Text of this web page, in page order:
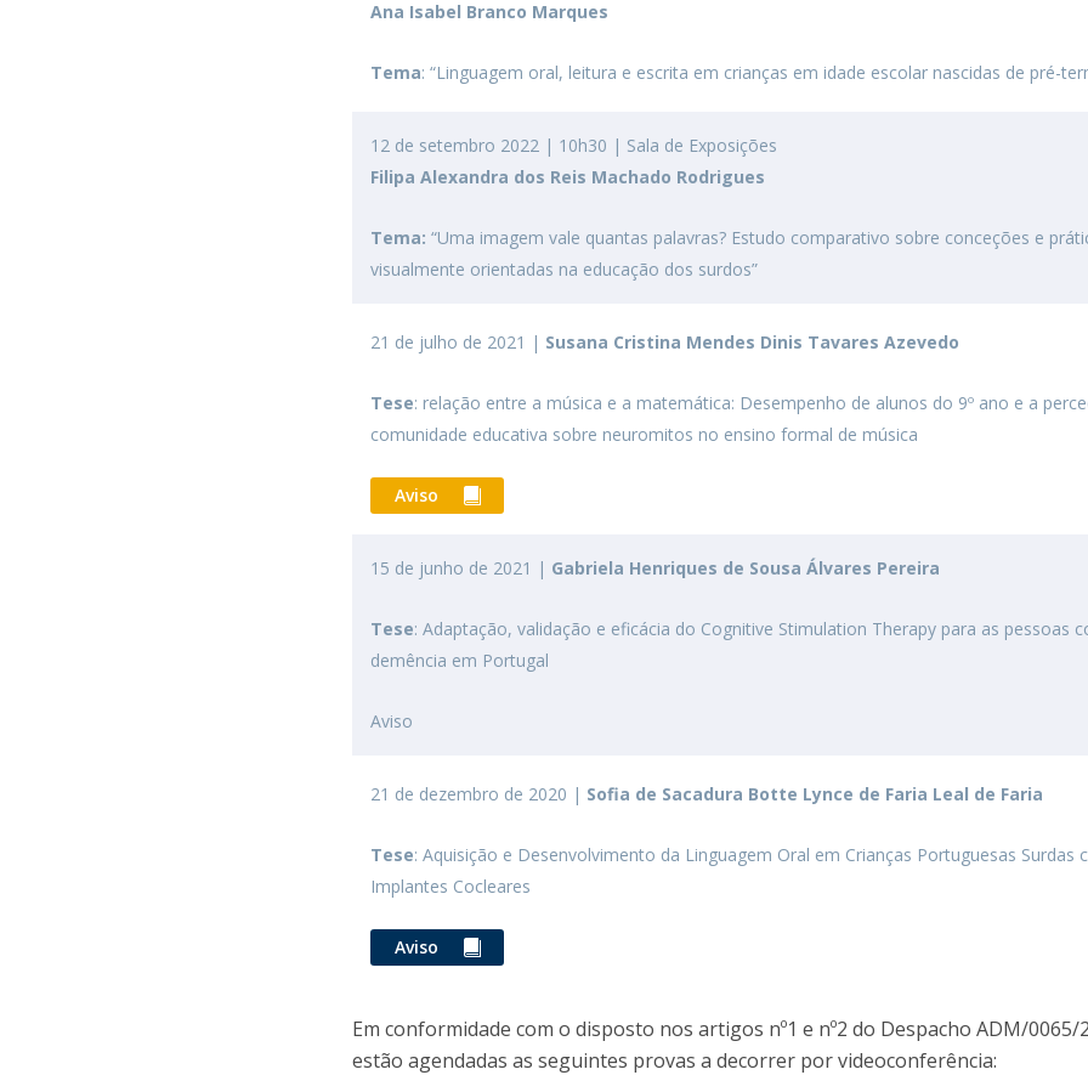
Ana Isabel Branco Marques
Tema: “Linguagem oral, leitura e escrita em crianças em idade escolar nascidas de pré-
12 de setembro 2022 | 10h30 | Sala de Exposições
Filipa Alexandra dos Reis Machado Rodrigues
Tema:“Uma imagem vale quantas palavras? Estudo comparativo sobre conceções e
visualmente orientadas na educação dos surdos”
21 de julho de 2021 | Susana Cristina Mendes Dinis Tavares Azevedo
Tese: relação entre a música e a matemática: Desempenho de alunos do 9º ano e a
comunidade educativa sobre neuromitos no ensino formal de música
Aviso
15 de junho de 2021 | Gabriela Henriques de Sousa Álvares Pereira
Tese: Adaptação, validação e eficácia do Cognitive Stimulation Therapy para as pessoas
demência em Portugal
Aviso
21 de dezembro de 2020 | Sofia de Sacadura Botte Lynce de Faria Leal de Faria
Tese: Aquisição e Desenvolvimento da Linguagem Oral em Crianças Portuguesas Surdas
Implantes Cocleares
Aviso
Em conformidade com o disposto nos artigos nº1 e nº2 do Despacho ADM/0065/
estão agendadas as seguintes provas a decorrer por videoconferência: